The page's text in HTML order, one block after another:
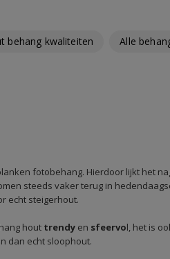
behang kwaliteiten Alle
fotobehang. Hierdoor lijkt het
steeds vaker terug in
echt steigerhout.
hout trendy en sfeervol, het is
dan echt sloophout.